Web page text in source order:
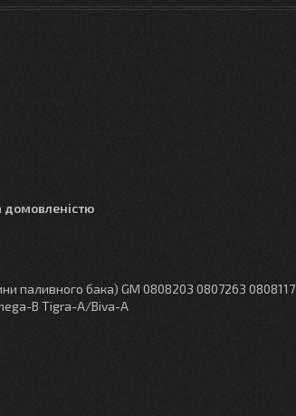
домовленістю
паливного бака) GM 0808203 0807263 0808117
B Tigra-A/Biva-A